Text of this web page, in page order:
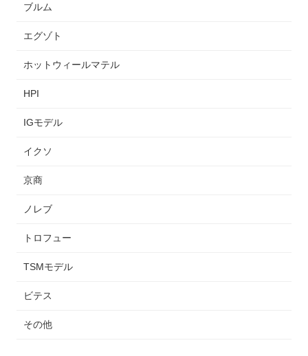
ブルム
エグゾト
ホットウィールマテル
HPI
IGモデル
イクソ
京商
ノレブ
トロフュー
TSMモデル
ビテス
その他